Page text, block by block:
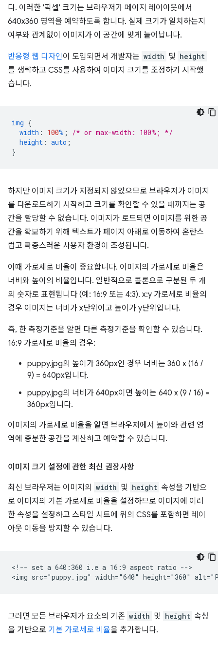
다. 이러한 '픽셀' 크기는 브라우저가 페이지 레이아웃에서
640x360 영역을 예약하도록 합니다. 실제 크기가 일치하는지
여부와 관계없이 이미지가 이 공간에 맞게 늘어납니다.
반응형 웹 디자인이 도입되면서 개발자는 width 및 height
를 생략하고 CSS를 사용하여 이미지 크기를 조정하기 시작했
습니다.
img {
width : 100% ;
/* or max-width: 100%; */
height : auto ;
}
하지만 이미지 크기가 지정되지 않았으므로 브라우저가 이미지
를 다운로드하기 시작하고 크기를 확인할 수 있을 때까지는 공
간을 할당할 수 없습니다. 이미지가 로드되면 이미지를 위한 공
간을 확보하기 위해 텍스트가 페이지 아래로 이동하여 혼란스
럽고 짜증스러운 사용자 환경이 조성됩니다.
이때 가로세로 비율이 중요합니다. 이미지의 가로세로 비율은
너비와 높이의 비율입니다. 일반적으로 콜론으로 구분된 두 개
의 숫자로 표현됩니다 (예: 16:9 또는 4:3). x:y 가로세로 비율의
경우 이미지는 너비가 x단위이고 높이가 y단위입니다.
즉, 한 측정기준을 알면 다른 측정기준을 확인할 수 있습니다.
16:9 가로세로 비율의 경우:
puppy.jpg의 높이가 360px인 경우 너비는 360 x (16 /
9) = 640px입니다.
puppy.jpg의 너비가 640px이면 높이는 640 x (9 / 16) =
360px입니다.
이미지의 가로세로 비율을 알면 브라우저에서 높이와 관련 영
역에 충분한 공간을 계산하고 예약할 수 있습니다.
이미지 크기 설정에 관한 최신 권장사항
최신 브라우저는 이미지의 width 및 height 속성을 기반으
로 이미지의 기본 가로세로 비율을 설정하므로 이미지에 이러
한 속성을 설정하고 스타일 시트에 위의 CSS를 포함하면 레이
아웃 이동을 방지할 수 있습니다.
<!-- set a 640:360 i.e a 16:9 aspect ratio -->
그러면 모든 브라우저가 요소의 기존 width 및 height 속성
을 기반으로 기본 가로세로 비율을 추가합니다.